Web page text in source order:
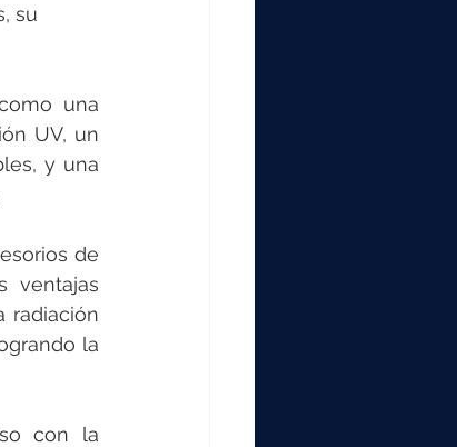
su
una
UV, un
y una
de
ventajas
radiación
la
con la